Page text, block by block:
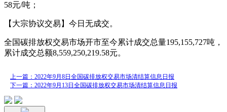
58元/吨；
【大宗协议交易】今日无成交。
全国碳排放权交易市场开市至今累计成交总量195,155,727吨，
累计成交总额8,559,250,219.58元。
上一篇：2022年9月8日全国碳排放权交易市场清结算信息日报
下一篇：2022年9月13日全国碳排放权交易市场清结算信息日报